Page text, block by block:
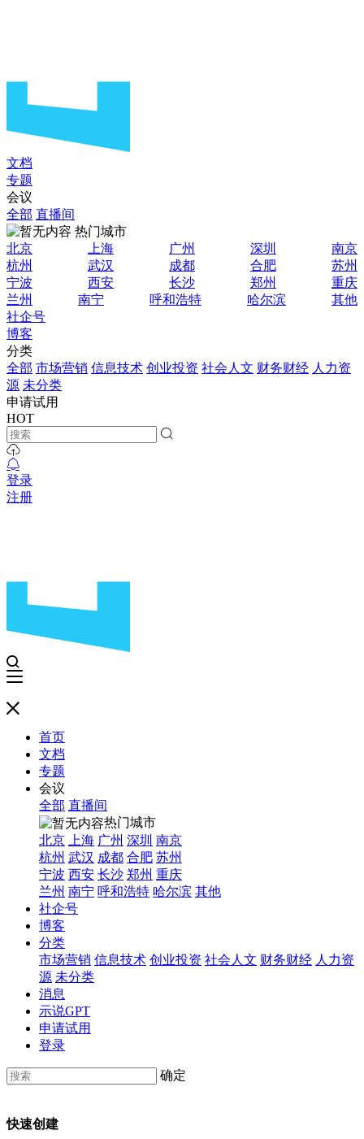
文档
专题
会议
全部 直播间
热门城市
北京
上海 广州 深圳
南京
杭州
武汉 成都 合肥
苏州
宁波
西安 长沙 郑州
重庆
兰州
南宁 呼和浩特 哈尔滨
其他
社企号
博客
分类
全部 市场营销 信息技术 创业投资 社会人文 财务财经 人力资
源 未分类
申请试用
HOT
登录
注册
首页
文档
专题
会议
全部 直播间
热门城市
北京
上海 广州 深圳 南京
杭州 武汉 成都 合肥 苏州
宁波 西安 长沙 郑州 重庆
兰州 南宁 呼和浩特 哈尔滨 其他
社企号
博客
分类
市场营销 信息技术 创业投资 社会人文 财务财经 人力资
源 未分类
消息
示说GPT
申请试用
登录
确定
快速创建